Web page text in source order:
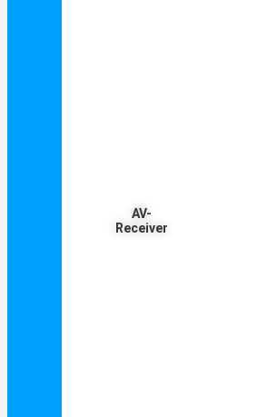
AV-
Receiver